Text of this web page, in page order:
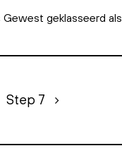
geklasseerd als
Step 7